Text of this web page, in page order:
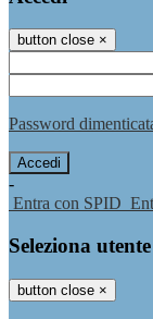
button close ×
Password
-
Entra con SPID
Seleziona utente
button close ×